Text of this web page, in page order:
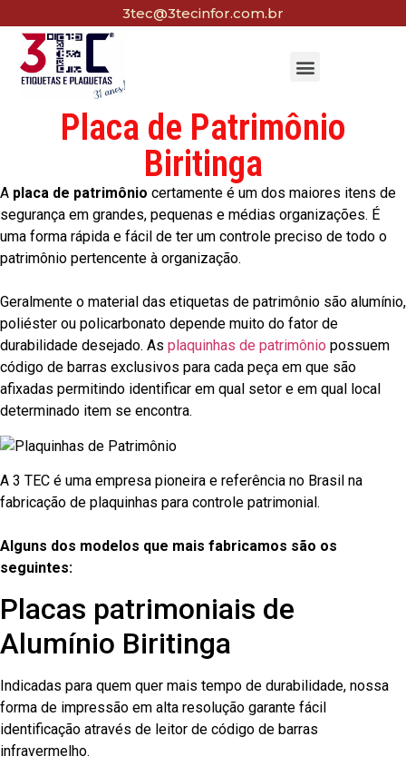
3tec@3tecinfor.com.br
Placa de Patrimônio
Biritinga
A placa de patrimônio certamente é um dos maiores itens de
segurança em grandes, pequenas e médias organizações. É
uma forma rápida e fácil de ter um controle preciso de todo o
patrimônio pertencente à organização.
Geralmente o material das etiquetas de patrimônio são alumínio,
poliéster ou policarbonato depende muito do fator de
durabilidade desejado. As plaquinhas de patrimônio possuem
código de barras exclusivos para cada peça em que são
afixadas permitindo identificar em qual setor e em qual local
determinado item se encontra.
A 3 TEC é uma empresa pioneira e referência no Brasil na
fabricação de plaquinhas para controle patrimonial.
Alguns dos modelos que mais fabricamos são os
seguintes:
Placas patrimoniais de
Alumínio Biritinga
Indicadas para quem quer mais tempo de durabilidade, nossa
forma de impressão em alta resolução garante fácil
identificação através de leitor de código de barras
infravermelho.